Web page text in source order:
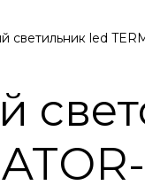
светильник led